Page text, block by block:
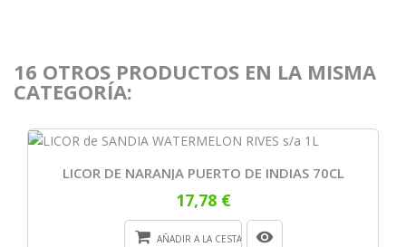
16 OTROS PRODUCTOS EN LA MISMA
CATEGORÍA:
LICOR DE NARANJA PUERTO DE INDIAS 70CL
17,78 €
AÑADIR A LA CESTA